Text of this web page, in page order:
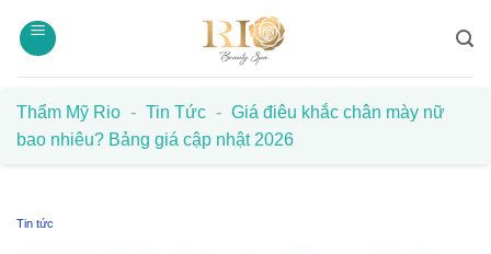
qua
Thẩm Mỹ Rio - Tin Tức - Giá điêu khắc chân mày nữ
bao nhiêu? Bảng giá cập nhật 2026
Tin tức